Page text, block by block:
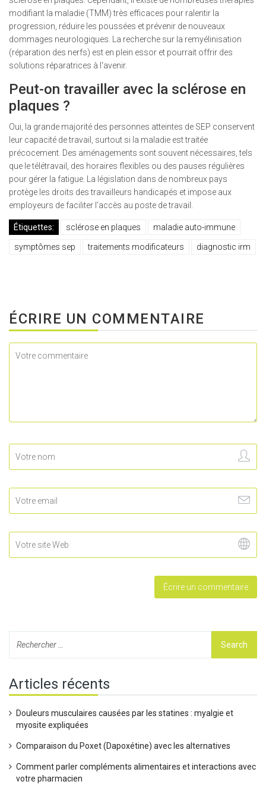
modifiant la maladie (TMM) très efficaces pour ralentir la
progression, réduire les poussées et prévenir de nouveaux
dommages neurologiques. La recherche sur la remyélinisation
(réparation des nerfs) est en plein essor et pourrait offrir des
solutions réparatrices à l'avenir.
Peut-on travailler avec la sclérose en
plaques ?
Oui, la grande majorité des personnes atteintes de SEP conservent
leur capacité de travail, surtout si la maladie est traitée
précocement. Des aménagements sont souvent nécessaires, tels
que le télétravail, des horaires flexibles ou des pauses régulières
pour gérer la fatigue. La législation dans de nombreux pays
protège les droits des travailleurs handicapés et impose aux
employeurs de faciliter l'accès au poste de travail.
Étiquettes: sclérose en plaques maladie auto-immune
symptômes sep traitements modificateurs diagnostic irm
ÉCRIRE UN COMMENTAIRE
Articles récents
Douleurs musculaires causées par les statines : myalgie et
myosite expliquées
Comparaison du Poxet (Dapoxétine) avec les alternatives
Comment parler compléments alimentaires et interactions avec
votre pharmacien